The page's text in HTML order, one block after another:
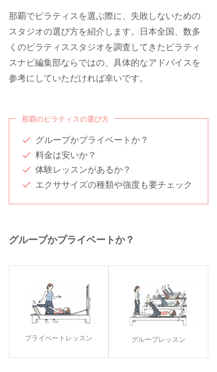
那覇でピラティスを選ぶ際に、失敗しないための
スタジオの選び方を紹介します。日本全国、数多
くのピラティススタジオを調査してきたピラティ
スナビ編集部ならではの、具体的なアドバイスを
参考にしていただければ幸いです。
那覇のピラティスの選び方
グループかプライベートか？
料金は安いか？
体験レッスンがあるか？
エクササイズの種類や強度も要チェック
グループかプライベートか？
プライベートレッスン グループレッスン